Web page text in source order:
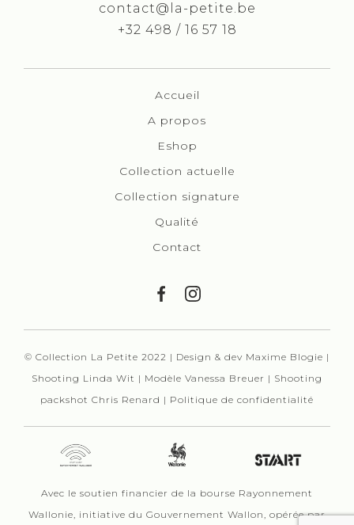
contact@la-petite.be
+32 498 / 16 57 18
Accueil
A propos
Eshop
Collection actuelle
Collection signature
Qualité
Contact
© Collection La Petite 2022 | Design & dev Maxime Blogie |
Shooting Linda Wit | Modèle Vanessa Breuer | Shooting
packshot Chris Renard | Politique de confidentialité
Avec le soutien financier de la bourse Rayonnement
Wallonie, initiative du Gouvernement Wallon, opérée par